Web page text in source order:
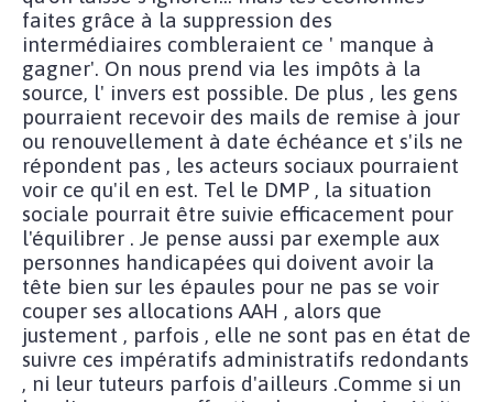
faites grâce à la suppression des
intermédiaires combleraient ce ' manque à
gagner'. On nous prend via les impôts à la
source, l' invers est possible. De plus , les gens
pourraient recevoir des mails de remise à jour
ou renouvellement à date échéance et s'ils ne
répondent pas , les acteurs sociaux pourraient
voir ce qu'il en est. Tel le DMP , la situation
sociale pourrait être suivie efficacement pour
l'équilibrer . Je pense aussi par exemple aux
personnes handicapées qui doivent avoir la
tête bien sur les épaules pour ne pas se voir
couper ses allocations AAH , alors que
justement , parfois , elle ne sont pas en état de
suivre ces impératifs administratifs redondants
, ni leur tuteurs parfois d'ailleurs .Comme si un